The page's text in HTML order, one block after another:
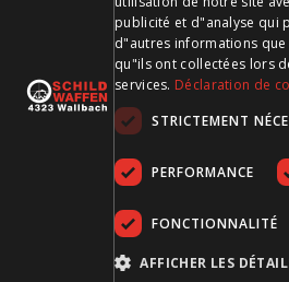
Visitez-nous sur les médias
publicité et d"analyse qui
d"autres informations
qu"ils ont collectées lors
services. Déclaration de
STRICTEMENT
PERFORMANCE
FONCTIONNALITÉ
AFFICHER LES